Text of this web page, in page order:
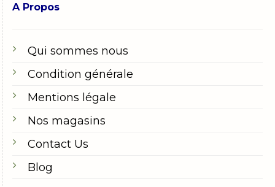
A Propos
Qui sommes nous
Condition générale
Mentions légale
Nos magasins
Contact Us
Blog